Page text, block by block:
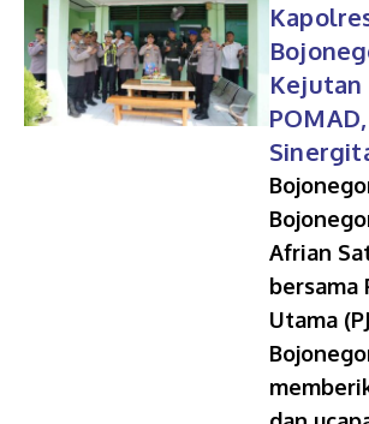
Kejutan
Afrian
bersama
Utama